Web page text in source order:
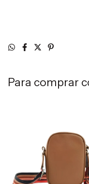
Para comprar